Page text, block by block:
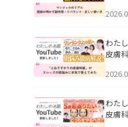
医師
公開
わた
皮膚
ッズ
た。
わた
皮膚